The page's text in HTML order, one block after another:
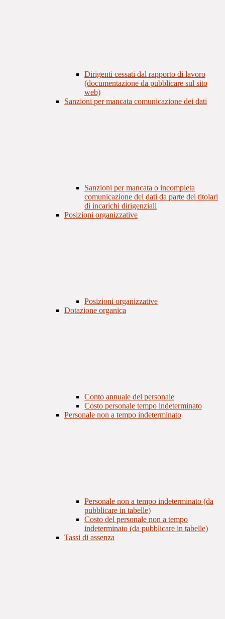
Dirigenti cessati dal rapporto di lavoro
(documentazione da pubblicare sul sito
web)
Sanzioni per mancata comunicazione dei dati
Sanzioni per mancata o incompleta
comunicazione dei dati da parte dei titolari
di incarichi dirigenziali
Posizioni organizzative
Posizioni organizzative
Dotazione organica
Conto annuale del personale
Costo personale tempo indeterminato
Personale non a tempo indeterminato
Personale non a tempo indeterminato (da
pubblicare in tabelle)
Costo del personale non a tempo
indeterminato (da pubblicare in tabelle)
Tassi di assenza